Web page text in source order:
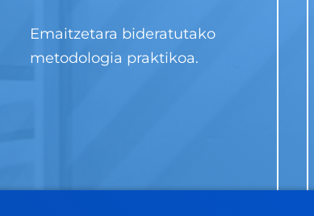
Emaitzetara bideratutako
metodologia praktikoa.